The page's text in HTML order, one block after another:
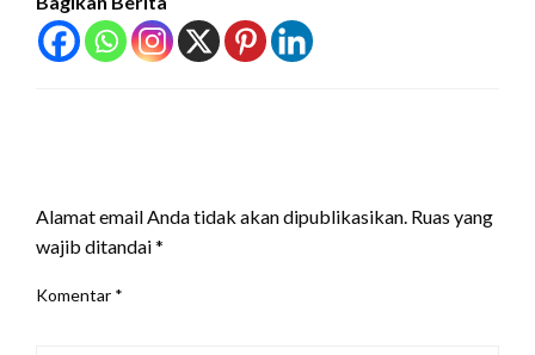
Alamat email Anda tidak akan dipublikasikan. Ruas yang
wajib ditandai*
Komentar *